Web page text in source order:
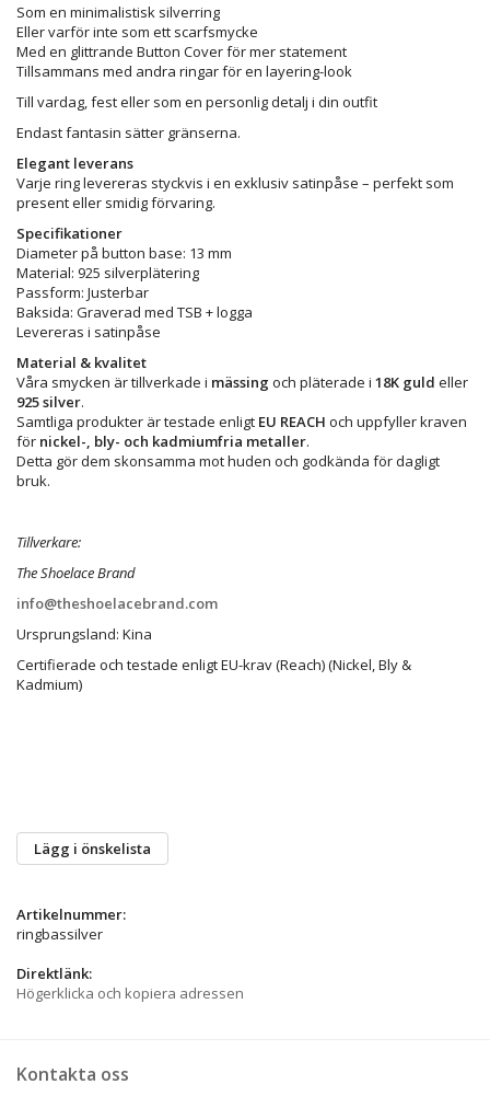
Som en minimalistisk silverring
Eller varför inte som ett scarfsmycke
Med en glittrande Button Cover för mer statement
Tillsammans med andra ringar för en layering-look
Till vardag, fest eller som en personlig detalj i din outfit
Endast fantasin sätter gränserna.
Elegant leverans
Varje ring levereras styckvis i en exklusiv satinpåse – perfekt som
present eller smidig förvaring.
Specifikationer
Diameter på button base: 13 mm
Material: 925 silverplätering
Passform: Justerbar
Baksida: Graverad med TSB + logga
Levereras i satinpåse
Material & kvalitet
Våra smycken är tillverkade i mässing och pläterade i 18K guld eller
925 silver.
Samtliga produkter är testade enligt EU REACH och uppfyller kraven
för nickel-, bly- och kadmiumfria metaller.
Detta gör dem skonsamma mot huden och godkända för dagligt
bruk.
Tillverkare:
The Shoelace Brand
info@theshoelacebrand.com
Ursprungsland: Kina
Certifierade och testade enligt EU-krav (Reach) (Nickel, Bly &
Kadmium)
Lägg i önskelista
Artikelnummer:
ringbassilver
Direktlänk:
Högerklicka och kopiera adressen
Kontakta oss